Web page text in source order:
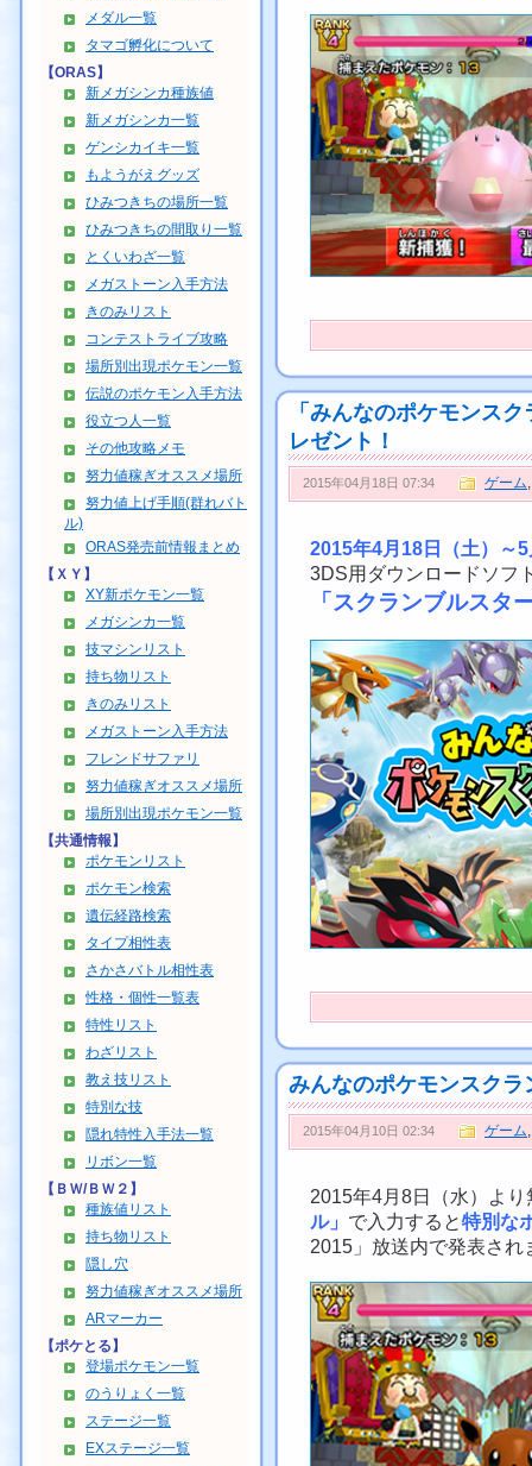
メダル一覧
タマゴ孵化について
【ORAS】
新メガシンカ種族値
新メガシンカ一覧
ゲンシカイキ一覧
もようがえグッズ
ひみつきちの場所一覧
ひみつきちの間取り一覧
とくいわざ一覧
メガストーン入手方法
きのみリスト
コンテストライブ攻略
場所別出現ポケモン一覧
伝説のポケモン入手方法
役立つ人一覧
その他攻略メモ
努力値稼ぎオススメ場所
努力値上げ手順(群れバト
ル)
ORAS発売前情報まとめ
【ＸＹ】
XY新ポケモン一覧
メガシンカ一覧
技マシンリスト
持ち物リスト
きのみリスト
メガストーン入手方法
フレンドサファリ
努力値稼ぎオススメ場所
場所別出現ポケモン一覧
【共通情報】
ポケモンリスト
ポケモン検索
遺伝経路検索
タイプ相性表
さかさバトル相性表
性格・個性一覧表
特性リスト
わざリスト
教え技リスト
特別な技
隠れ特性入手法一覧
リボン一覧
【ＢＷ/ＢＷ２】
種族値リスト
持ち物リスト
隠し穴
努力値稼ぎオススメ場所
ARマーカー
【ポケとる】
登場ポケモン一覧
のうりょく一覧
ステージ一覧
EXステージ一覧
「みんなのポケモンス
レゼント！
2015年04月18日 07:34 ゲーム
2015年4月18日（土）～
3DS用ダウンロードソフ
「スクランブルスタ
みんなのポケモンスク
2015年04月10日 02:34 ゲーム
2015年4月8日（水）よ
ル」 で入力すると特別な
2015」放送内で発表され